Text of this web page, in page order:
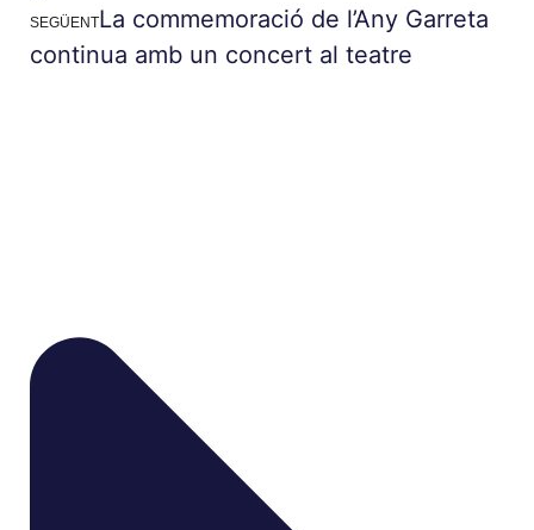
SEGÜENTLa commemoració de l’Any Garreta
continua amb un concert al teatre